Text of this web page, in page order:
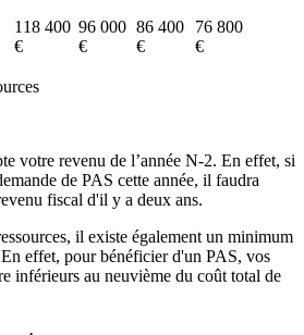
118 400
€
96 000
€
86 400
€
76 800
€
votre revenu de l’année N-2. En effet, si
de PAS cette année, il faudra
fiscal d'il y a deux ans.
il existe également un minimum
En effet, pour bénéficier d'un PAS, vos
inférieurs au neuvième du coût total de